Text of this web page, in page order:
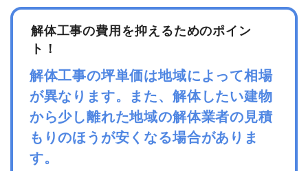
解体工事の費用を抑えるためのポイン
ト！
解体工事の坪単価は地域によって相場
が異なります。また、解体したい建物
から少し離れた地域の解体業者の見積
もりのほうが安くなる場合がありま
す。